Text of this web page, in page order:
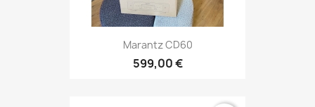
Marantz CD60
599,00 €